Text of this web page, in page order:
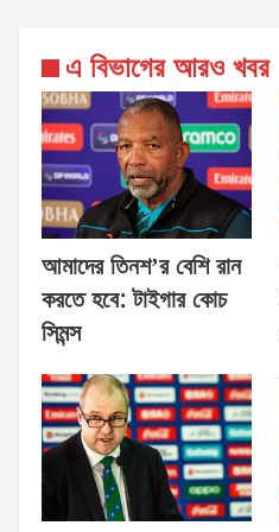
এ বিভাগের আরও খবর
আমাদের তিনশ’র বেশি রান
করতে হবে: টাইগার কোচ
সিমন্স